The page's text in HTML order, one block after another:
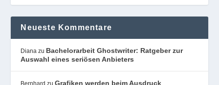
Neueste Kommentare
Diana zu Bachelorarbeit Ghostwriter: Ratgeber zur
Auswahl eines seriösen Anbieters
Grafiken werden beim Ausdruck